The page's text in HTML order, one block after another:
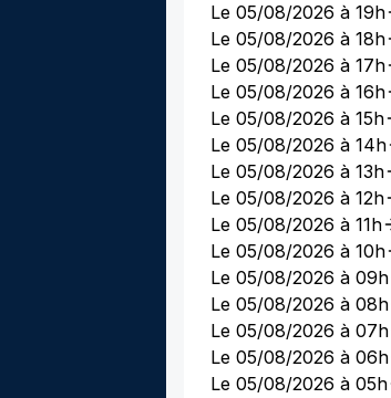
Le 05/08/2026 à 19h
Le 05/08/2026 à 18h
Le 05/08/2026 à 17h
Le 05/08/2026 à 16h
Le 05/08/2026 à 15h
Le 05/08/2026 à 14h
Le 05/08/2026 à 13h
Le 05/08/2026 à 12h
Le 05/08/2026 à 11h
Le 05/08/2026 à 10h
Le 05/08/2026 à 09h
Le 05/08/2026 à 08h
Le 05/08/2026 à 07h
Le 05/08/2026 à 06h
Le 05/08/2026 à 05h